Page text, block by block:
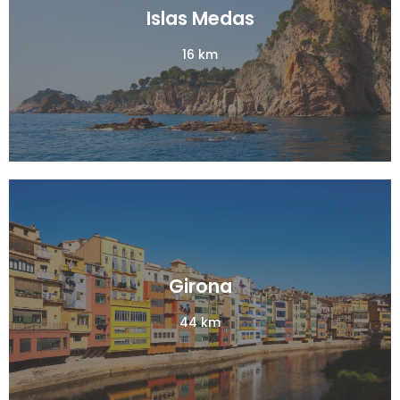
Islas Medas
16 km
Islas Medas
16 km
Girona
44 km
Girona
44 km